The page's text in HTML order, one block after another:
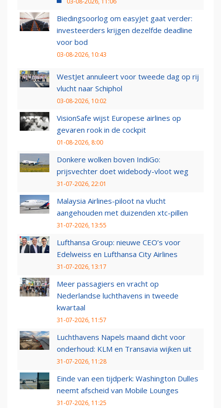
Biedingsoorlog om easyJet gaat verder:
investeerders krijgen dezelfde deadline
voor bod
03-08-2026, 10:43
WestJet annuleert voor tweede dag op rij
vlucht naar Schiphol
03-08-2026, 10:02
VisionSafe wijst Europese airlines op
gevaren rook in de cockpit
01-08-2026, 8:00
Donkere wolken boven IndiGo:
prijsvechter doet widebody-vloot weg
31-07-2026, 22:01
Malaysia Airlines-piloot na vlucht
aangehouden met duizenden xtc-pillen
31-07-2026, 13:55
Lufthansa Group: nieuwe CEO’s voor
Edelweiss en Lufthansa City Airlines
31-07-2026, 13:17
Meer passagiers en vracht op
Nederlandse luchthavens in tweede
kwartaal
31-07-2026, 11:57
Luchthavens Napels maand dicht voor
onderhoud: KLM en Transavia wijken uit
31-07-2026, 11:28
Einde van een tijdperk: Washington Dulles
neemt afscheid van Mobile Lounges
31-07-2026, 11:25